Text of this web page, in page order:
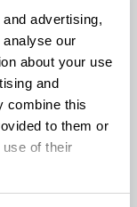
advertising,
our
about your use
and
combine this
to them or
of their
policiales y